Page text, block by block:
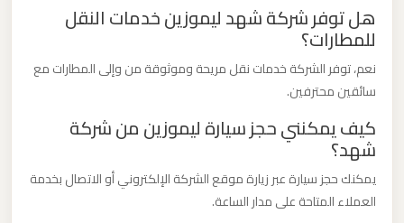
هل توفر شركة شهد ليموزين خدمات النقل
للمطارات؟
نعم، توفر الشركة خدمات نقل مريحة وموثوقة من وإلى المطارات مع
سائقين محترفين.
كيف يمكنني حجز سيارة ليموزين من شركة
شهد؟
يمكنك حجز سيارة عبر زيارة موقع الشركة الإلكتروني أو الاتصال بخدمة
العملاء المتاحة على مدار الساعة.
اسكندرية
ليموزين
مطار
القاهرة
الدولي
ليموزين